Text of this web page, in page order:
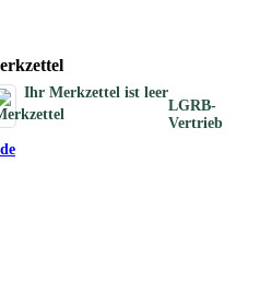
Ihr Merkzettel ist leer
LGRB-
Vertrieb